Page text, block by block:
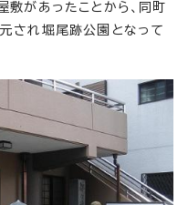
敷があったことから、同町
され堀尾跡公園となって